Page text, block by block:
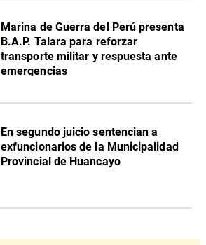
Marina de Guerra del Perú presenta
B.A.P. Talara para reforzar
transporte militar y respuesta ante
emergencias
En segundo juicio sentencian a
exfuncionarios de la Municipalidad
Provincial de Huancayo